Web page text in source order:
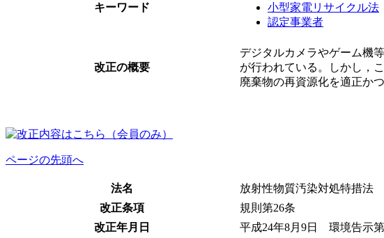
キーワード
小型家電リサイクル法
認定事業者
改正の概要
デジタルカメラやゲーム機
が行われている。しかし，
廃棄物の再資源化を適正か
ページの先頭へ
法名
放射性物質汚染対処特措法
改正条項
規則第26条
改正年月日
平成24年8月9日 環境告示